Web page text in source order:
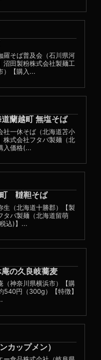
羅そば普及会（石川県河
沼田製粉株式会社製麺工
）【購入...
蘭越町 無塩そば
社一休そば（北海道苫小
株式会社フタバ製麺（北
入価格(...
町 韃靼そば
生（北海道十勝郡）【製
タバ製麺（北海道留萌
込)】...
の久良岐蕎麦
（神奈川県横浜市）【購
540円（300g）【特徴】
カップメン）